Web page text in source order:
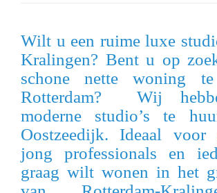
Wilt u een ruime luxe
Kralingen? Bent u op
schone nette woning
Rotterdam? Wij
moderne studio’s te
Oostzeedijk. Ideaal voor
jong professionals en
graag wilt wonen in het